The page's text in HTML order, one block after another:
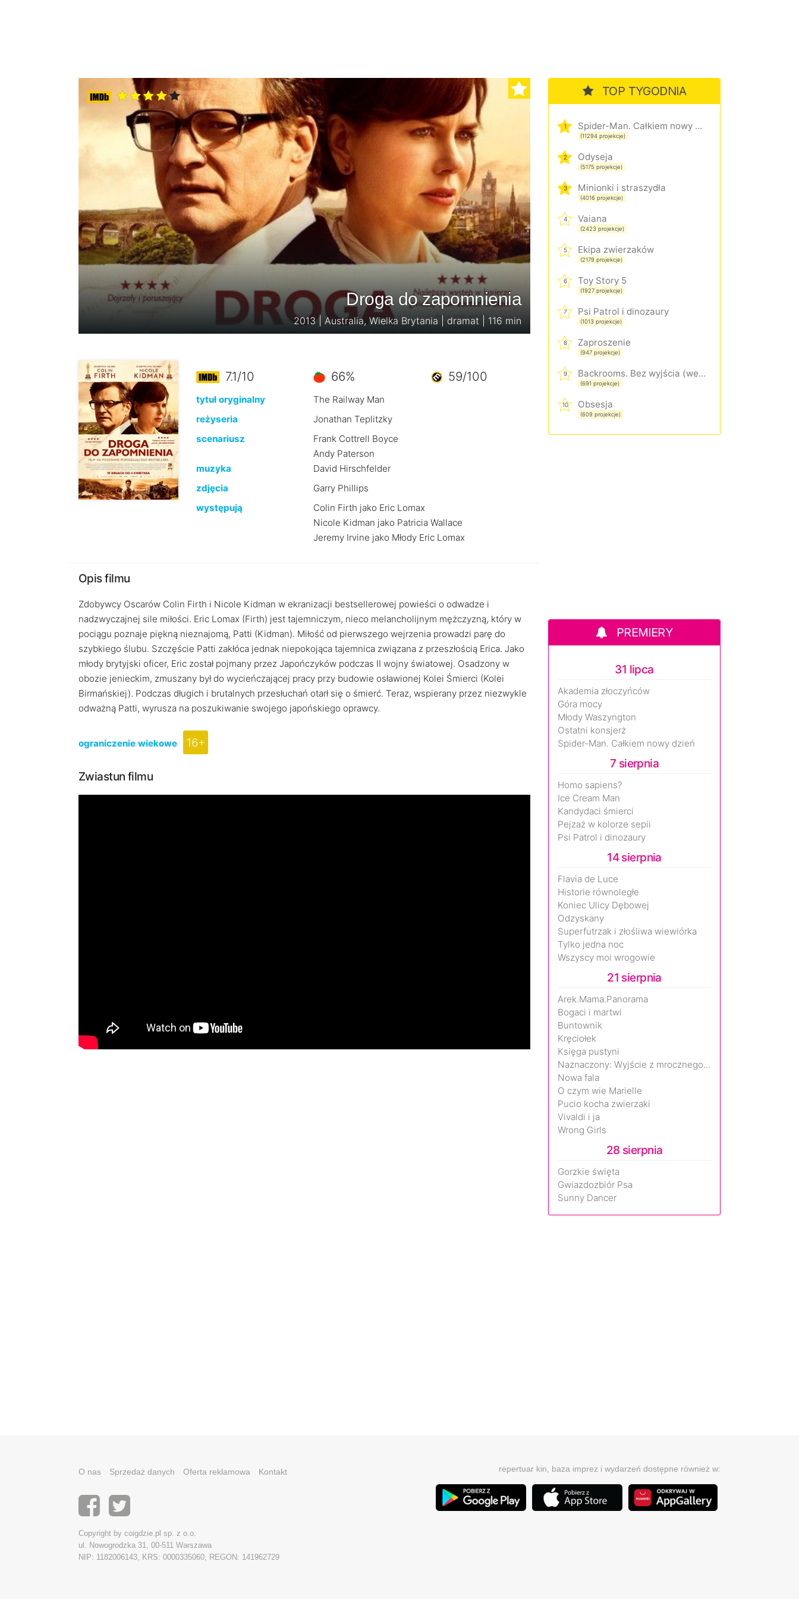
Droga do zapomnienia
2013 | Australia, Wielka Brytania | dramat | 116 min
7.1/10 66% 59/100
tytuł oryginalny
The Railway Man
reżyseria
Jonathan Teplitzky
scenariusz
Frank Cottrell Boyce
Andy Paterson
muzyka
David Hirschfelder
zdjęcia
Garry Phillips
występują
Colin Firth jako Eric Lomax
Nicole Kidman jako Patricia Wallace
Jeremy Irvine jako Młody Eric Lomax
Opis filmu
Zdobywcy Oscarów Colin Firth i Nicole Kidman w ekranizacji bestsellerowej powieści o odwadze i
nadzwyczajnej sile miłości. Eric Lomax (Firth) jest tajemniczym, nieco melancholijnym mężczyzną, który w
pociągu poznaje piękną nieznajomą, Patti (Kidman). Miłość od pierwszego wejrzenia prowadzi parę do
szybkiego ślubu. Szczęście Patti zakłóca jednak niepokojąca tajemnica związana z przeszłością Erica. Jako
młody brytyjski oficer, Eric został pojmany przez Japończyków podczas II wojny światowej. Osadzony w
obozie jenieckim, zmuszany był do wycieńczającej pracy przy budowie osławionej Kolei Śmierci (Kolei
Birmańskiej). Podczas długich i brutalnych przesłuchań otarł się o śmierć. Teraz, wspierany przez niezwykle
odważną Patti, wyrusza na poszukiwanie swojego japońskiego oprawcy.
ograniczenie wiekowe 16+
Zwiastun filmu
TOP TYGODNIA
1 Spider-Man. Całkiem nowy dzień
(11294 projekcje)
2 Odyseja
(5175 projekcje)
3 Minionki i straszydła
(4016 projekcje)
4 Vaiana
(2423 projekcje)
5 Ekipa zwierzaków
(2179 projekcje)
6 Toy Story 5
(1927 projekcje)
7 Psi Patrol i dinozaury
(1013 projekcje)
8 Zaproszenie
(947 projekcje)
9 Backrooms. Bez wyjścia (wersja rozszerzona)
(691 projekcje)
10 Obsesja
(609 projekcje)
PREMIERY
31 lipca
Akademia złoczyńców
Góra mocy
Młody Waszyngton
Ostatni konsjerż
Spider-Man. Całkiem nowy dzień
7 sierpnia
Homo sapiens?
Ice Cream Man
Kandydaci śmierci
Pejzaż w kolorze sepii
Psi Patrol i dinozaury
14 sierpnia
Flavia de Luce
Historie równoległe
Koniec Ulicy Dębowej
Odzyskany
Superfutrzak i złośliwa wiewiórka
Tylko jedna noc
Wszyscy moi wrogowie
21 sierpnia
Arek.Mama.Panorama
Bogaci i martwi
Buntownik
Kręciołek
Księga pustyni
Naznaczony: Wyjście z mrocznego wymiaru
Nowa fala
O czym wie Marielle
Pucio kocha zwierzaki
Vivaldi i ja
Wrong Girls
28 sierpnia
Gorzkie święta
Gwiazdozbiór Psa
Sunny Dancer
O nas Sprzedaż danych Oferta reklamowa Kontakt
Copyright by coigdzie.pl sp. z o.o.
ul. Nowogrodzka 31, 00-511 Warszawa
NIP: 1182006143, KRS: 0000335060, REGON: 141962729
repertuar kin, baza imprez i wydarzeń dostępne również w: